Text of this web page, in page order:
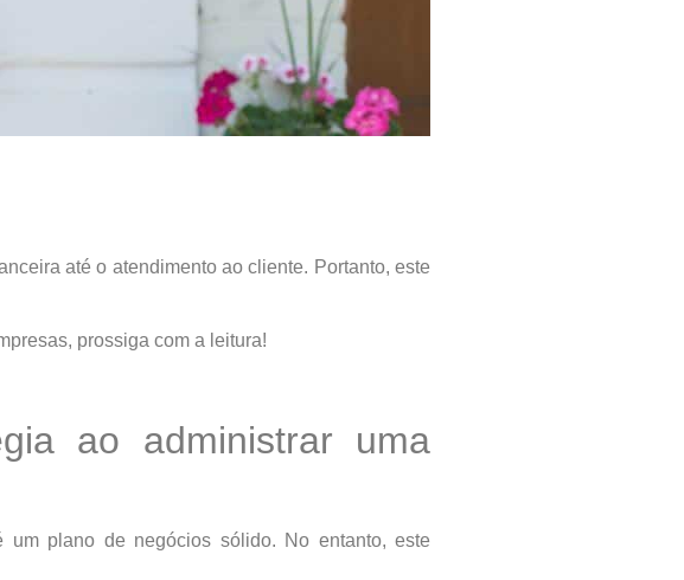
até o atendimento ao cliente. Portanto, este
prossiga com a leitura!
ao administrar uma
um plano de negócios sólido. No entanto, este